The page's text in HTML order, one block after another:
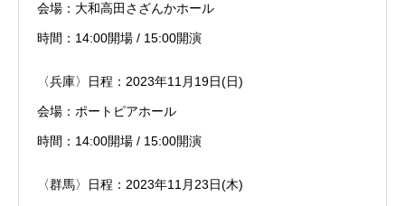
会場：大和高田さざんかホール
時間：14:00開場 / 15:00開演
〈兵庫〉日程：2023年11月19日(日)
会場：ポートピアホール
時間：14:00開場 / 15:00開演
〈群馬〉日程：2023年11月23日(木)